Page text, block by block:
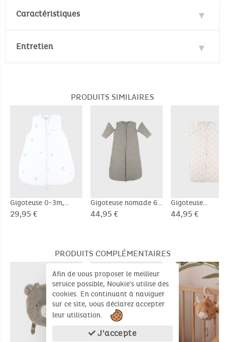
Caractéristiques
Dimensions (Produit déplié): 100cm
Entretien
Pas de blanchiment
Pas de nettoyage à sec
PRODUITS SIMILAIRES
Gigoteuse 0-3m,
Mousseline bio
29,95 €
Gigoteuse nomade 6-
24m, Mousseline bio
44,95 €
Gigoteuse
transformable
44,95 €
PRODUITS COMPLÉMENTAIRES
Afin de vous proposer le meilleur
service possible, Noukie's utilise des
cookies. En continuant à naviguer
sur ce site, vous déclarez accepter
leur utilisation.
J'accepte